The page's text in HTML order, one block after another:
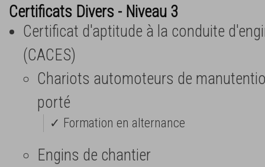
Certificats Divers - Niveau 3
Certificat d'aptitude à la conduite
(CACES)
Chariots automoteurs de
porté
✓ Formation en alternance
Engins de chantier